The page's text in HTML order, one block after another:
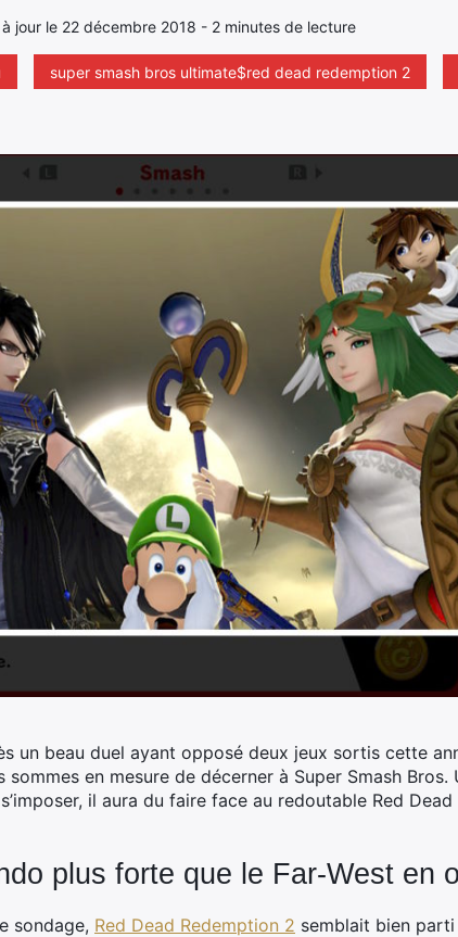
jour le 22 décembre 2018 - 2 minutes de lecture
super smash bros ultimate$red dead redemption 2
un beau duel ayant opposé deux jeux sortis cette
en mesure de décerner à Super Smash
il aura du faire face au redoutable Red
plus forte que le Far-West en
sondage, Red Dead Redemption 2 semblait bien